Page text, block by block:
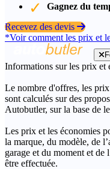
Gagnez du
Recevez des devis
*Voir comment les prix et
Informations sur les prix et
Le nombre d'offres, les
sont calculés sur des
Autobutler, sur la base de
Les prix et les économies
la marque, du modèle, de
garage et du moment et de
être effectuée.